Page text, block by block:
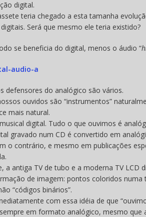
digital.
teria chegado a esta tamanha
Será que mesmo ele teria existido?
se beneficia do digital, menos o áudio “
defensores do analógico são vários.
ouvidos são “instrumentos”
mais natural.
digital. Tudo o que ouvimos é
gravado num CD é convertido em
o contrário, e mesmo em publicações
a antiga TV de tubo e a moderna TV LCD
de imagem: pontos coloridos
“códigos binários”.
com essa idéia de que
em formato analógico, mesmo que